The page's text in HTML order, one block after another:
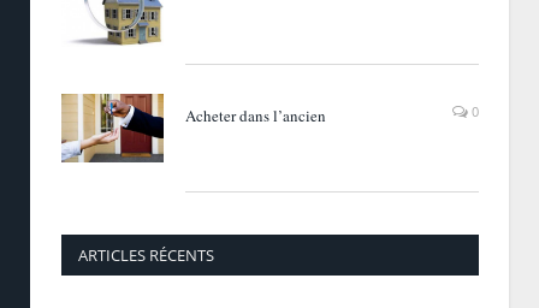
0
Acheter dans l’ancien
ARTICLES RÉCENTS